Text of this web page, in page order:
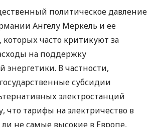
политическое давление
Ангелу Меркель и ее
которых часто критикуют за
на поддержку
энергетики. В частности,
субсидии
электростанций
что тарифы на электричество в
не самые высокие в Европе,